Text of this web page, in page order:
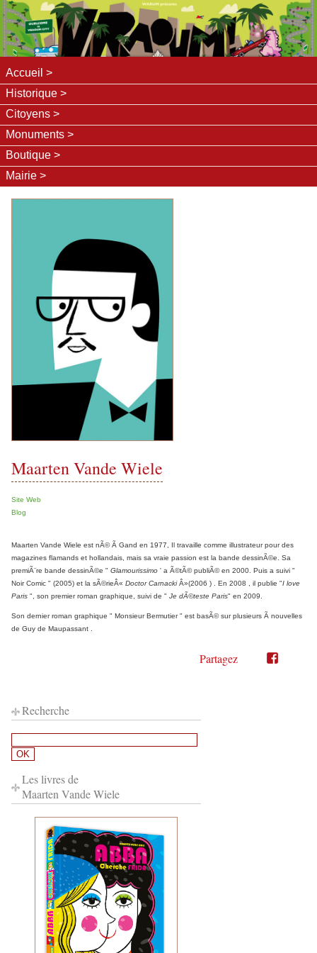
Accueil
Historique
Citoyens
Monuments
Boutique
Mairie
Maarten Vande Wiele
Site Web
Blog
Maarten Vande Wiele est nÃ© Ã Gand en 1977, Il travaille comme illustrateur pour des
magazines flamands et hollandais, mais sa vraie passion est la bande dessinÃ©e. Sa
premiÃ¨re bande dessinÃ©e " Glamourissimo ' a Ã©tÃ© publiÃ© en 2000. Puis a suivi "
Noir Comic " (2005) et la sÃ©rieÂ« Doctor CarnackiÂ»(2006 ) . En 2008 , il publie "I love
Paris ", son premier roman graphique, suivi de " Je dÃ©teste Paris" en 2009.
Son dernier roman graphique " Monsieur Bermutier " est basÃ© sur plusieurs Ã nouvelles
de Guy de Maupassant .
Partagez
Partager
Partager
Recherche
Les livres de
Maarten Vande Wiele